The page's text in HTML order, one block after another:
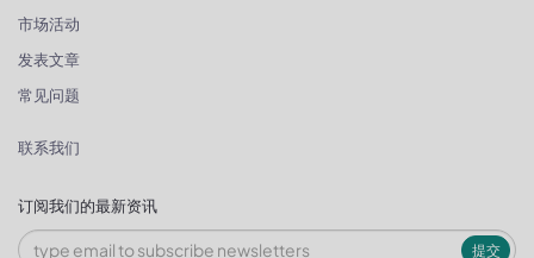
市场活动
发表文章
常见问题
联系我们
订阅我们的最新资讯
提交